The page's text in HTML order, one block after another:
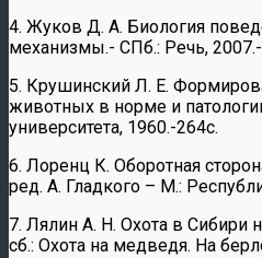
4. Жуков Д. А. Биология
механизмы.- СПб.: Речь,
5. Крушинский Л. Е.
животных в норме и
университета, 1960.-264с.
6. Лоренц К. Оборотная
ред. А. Гладкого – М.:
7. Лялин А. Н. Охота в Сибири
сб.: Охота на медведя. На